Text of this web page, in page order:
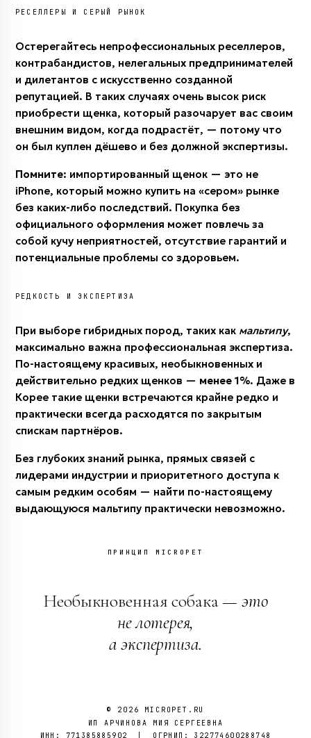
РЕСЕЛЛЕРЫ И СЕРЫЙ РЫНОК
Остерегайтесь непрофессиональных реселлеров,
контрабандистов, нелегальных предпринимателей
и дилетантов с искусственно созданной
репутацией. В таких случаях очень высок риск
приобрести щенка, который разочарует вас своим
внешним видом, когда подрастёт, — потому что
он был куплен дёшево и без должной экспертизы.
Помните: импортированный щенок — это не
iPhone, который можно купить на «сером» рынке
без каких-либо последствий. Покупка без
официального оформления может повлечь за
собой кучу неприятностей, отсутствие гарантий и
потенциальные проблемы со здоровьем.
РЕДКОСТЬ И ЭКСПЕРТИЗА
При выборе гибридных пород, таких как мальтипу,
максимально важна профессиональная экспертиза.
По-настоящему красивых, необыкновенных и
действительно редких щенков — менее 1%. Даже в
Корее такие щенки встречаются крайне редко и
практически всегда расходятся по закрытым
спискам партнёров.
Без глубоких знаний рынка, прямых связей с
лидерами индустрии и приоритетного доступа к
самым редким особям — найти по-настоящему
выдающуюся мальтипу практически невозможно.
ПРИНЦИП MICROPET
Необыкновенная собака —это
не лотерея,
а экспертиза.
© 2026 MICROPET.RU
ИП АРЧИНОВА МИЯ СЕРГЕЕВНА
ИНН: 771385885902 | ОГРНИП: 322774600288748